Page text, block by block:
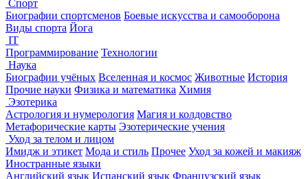
Спорт
Биографии спортсменов Боевые искусства и самооборона
Виды спорта Йога
IT
Программирование Технологии
Наука
Биографии учёных Вселенная и космос Животные История
Прочие науки Физика и математика Химия
Эзотерика
Астрология и нумерология Магия и колдовство
Метафорические карты Эзотерические учения
Уход за телом и лицом
Имидж и этикет Мода и стиль Прочее Уход за кожей и макияж
Иностранные языки
Английский язык Испанский язык Французский язык